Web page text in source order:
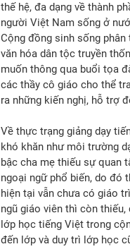
thế hệ, đa dạng về thành
người Việt Nam sống ở
Cộng đồng sinh sống
văn hóa dân tộc truyền
muốn thông qua buổi tọa
các thầy cô giáo cho thể
ra những kiến nghị, hỗ trợ
Về thực trạng giảng dạy
khó khăn như môi trường
bậc cha mẹ thiếu sự quan
ngoại ngữ phổ biến, do đó
hiện tại vẫn chưa có giáo
ngũ giáo viên thì còn
lớp học tiếng Việt trong
đến lớp và duy trì lớp học